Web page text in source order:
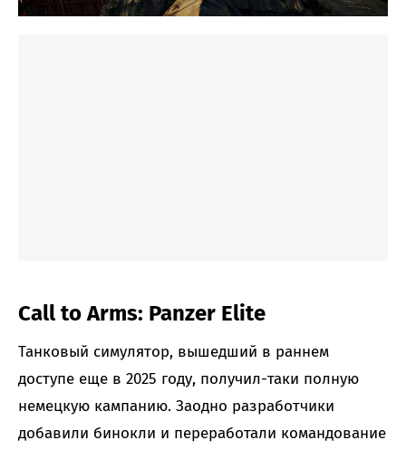
Call to Arms: Panzer Elite
Танковый симулятор, вышедший в раннем
доступе еще в 2025 году, получил-таки полную
немецкую кампанию. Заодно разработчики
добавили бинокли и переработали командование